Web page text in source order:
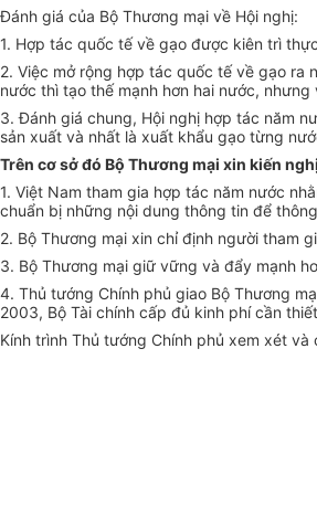
Đánh giá của Bộ Thương mại về Hội nghị:
1. Hợp tác quốc tế về gạo được kiên trì
2. Việc mở rộng hợp tác quốc tế về gạo ra
nước thì tạo thế mạnh hơn hai nước,
3. Đánh giá chung, Hội nghị hợp tác năm
sản xuất và nhất là xuất khẩu gạo từng
Trên cơ sở đó Bộ Thương mại xin kiến
1. Việt Nam tham gia hợp tác năm nước
chuẩn bị những nội dung thông tin để
2. Bộ Thương mại xin chỉ định người tham
3. Bộ Thương mại giữ vững và đẩy mạnh
4. Thủ tướng Chính phủ giao Bộ Thương
2003, Bộ Tài chính cấp đủ kinh phí cần
Kính trình Thủ tướng Chính phủ xem xét